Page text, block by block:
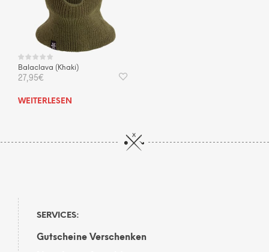
Balaclava (Khaki)
27,95€
WEITERLESEN
SERVICES:
Gutscheine Verschenken